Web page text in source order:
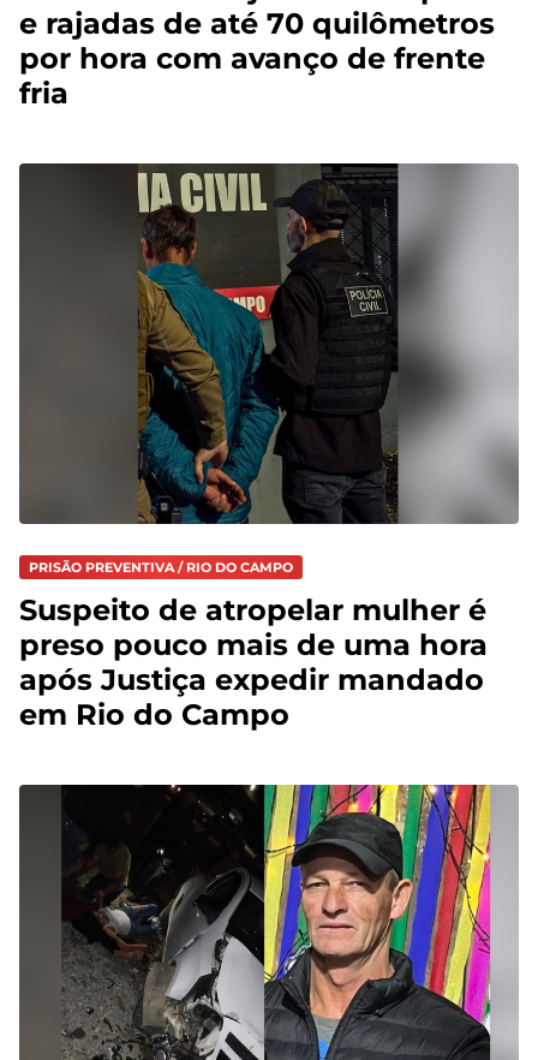
e rajadas de até 70 quilômetros
por hora com avanço de frente
fria
PRISÃO PREVENTIVA / RIO DO CAMPO
Suspeito de atropelar mulher é
preso pouco mais de uma hora
após Justiça expedir mandado
em Rio do Campo